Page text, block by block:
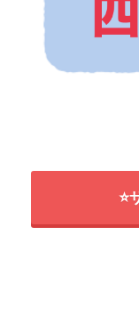
⭐